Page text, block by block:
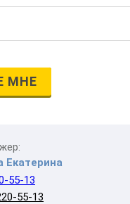
МНЕ
Екатерина
55-13
55-13